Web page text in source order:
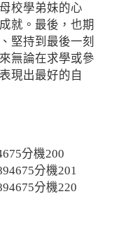
校學弟妹的心
就。最後，也期
堅持到最後一刻
無論在求學或參
現出最好的自
分機200
分機201
分機220